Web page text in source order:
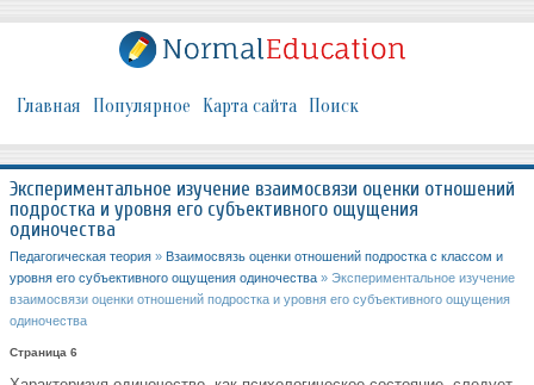
Главная Популярное Карта сайта Поиск
Экспериментальное изучение взаимосвязи оценки отношений
подростка и уровня его субъективного ощущения
одиночества
Педагогическая теория » Взаимосвязь оценки отношений подростка с классом и
уровня его субъективного ощущения одиночества » Экспериментальное изучение
взаимосвязи оценки отношений подростка и уровня его субъективного ощущения
одиночества
Страница 6